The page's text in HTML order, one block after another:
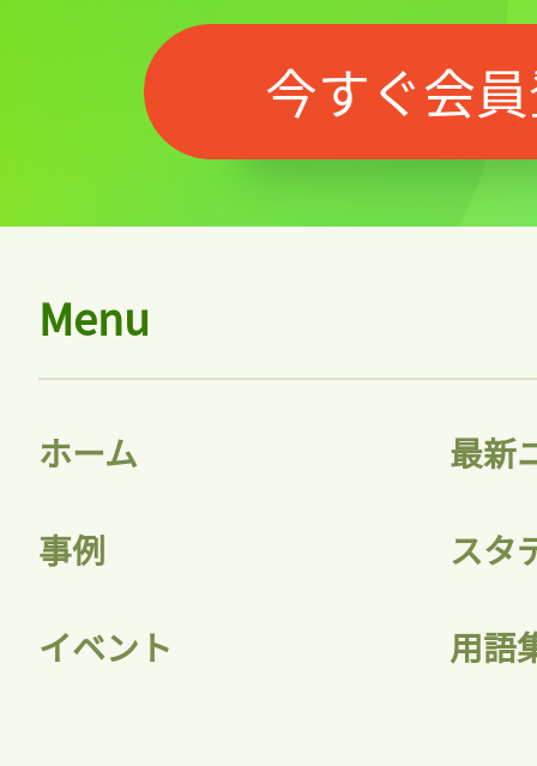
記事をお気に入りに
ログイン
今すぐ会
Menu
ホーム 最新
事例 スタ
イベント 用語